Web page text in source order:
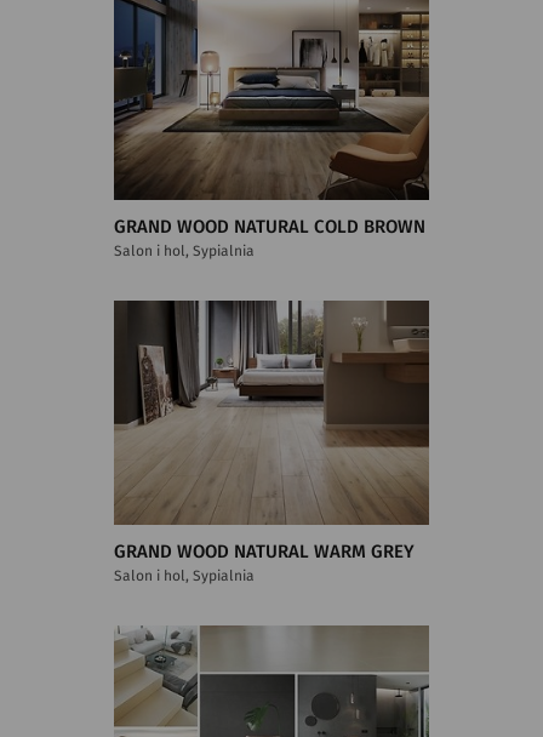
GRAND WOOD NATURAL COLD BROWN
Salon i hol, Sypialnia
GRAND WOOD NATURAL WARM GREY
Salon i hol, Sypialnia